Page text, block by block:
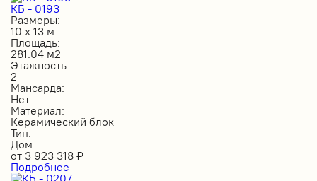
КБ - 0193
Размеры:
10 х 13 м
Площадь:
281.04 м2
Этажность:
2
Мансарда:
Нет
Материал:
Керамический блок
Тип:
Дом
от 3 923 318 ₽
Подробнее